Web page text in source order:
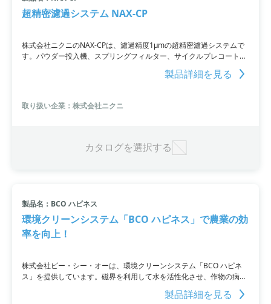
超精密濾過システム NAX-CP
株式会社ニクニのNAX-CPは、濾過精度1μmの超精密濾過システムで
す。パウダー投入機、スプリングフィルター、サイクルプレコートシ
ステム、脱水機を組み合わせた全自動システムで、1μmレベルの超微
小スラッジを安価に回収できます。高効率な濾過システムです。
製品詳細を見る
取り扱い企業：株式会社ニクニ
カタログを選択する
製品名：BCO ハピネス
環境クリーンシステム「BCO ハピネス」で農業の効
率を向上！
株式会社ビー・シー・オーは、環境クリーンシステム「BCO ハピネ
ス」を提供しています。磁界を利用して水を活性化させ、作物の病気
を抑制するだけでなく、農薬・液肥の使用量を削減し、土壌の改善に
も効果を発揮。さらに、塩害を緩和する効果もあり。雑菌の減少やコ
製品詳細を見る